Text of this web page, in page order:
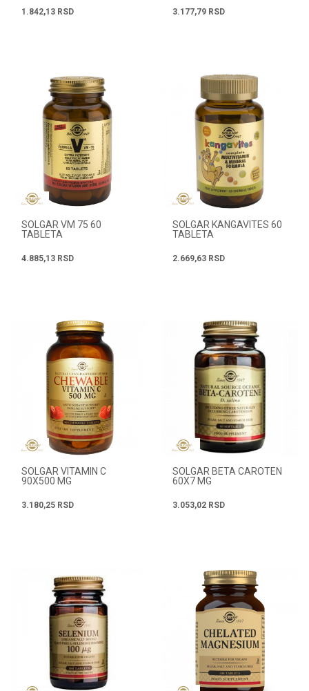
1.842,13 RSD 3.177,79 RSD
SOLGAR VM 75 60
TABLETA
4.885,13 RSD
SOLGAR KANGAVITES 60
TABLETA
2.669,63 RSD
SOLGAR VITAMIN C
90X500 MG
3.180,25 RSD
SOLGAR BETA CAROTEN
60X7 MG
3.053,02 RSD